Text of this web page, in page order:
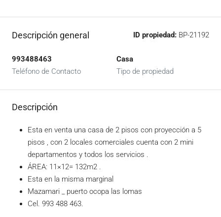
Descripción general ID propiedad: BP-21192
993488463
Teléfono de Contacto
Casa
Tipo de propiedad
Descripción
Esta en venta una casa de 2 pisos con proyección a 5
pisos , con 2 locales comerciales cuenta con 2 mini
departamentos y todos los servicios .
ÁREA: 11×12= 132m2 .
Esta en la misma marginal
Mazamari _ puerto ocopa las lomas
Cel. 993 488 463.